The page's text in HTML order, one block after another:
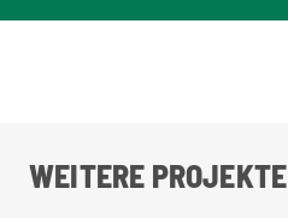
WEITERE PROJEKTE